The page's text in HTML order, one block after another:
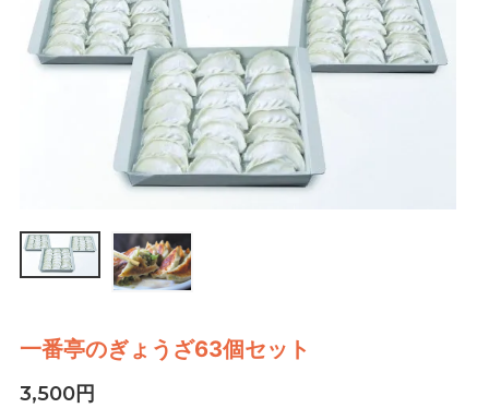
一番亭のぎょうざ63個セット
3,500円